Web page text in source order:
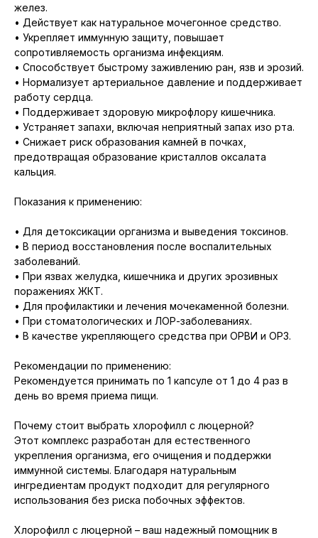
желез.
• Действует как натуральное мочегонное средство.
• Укрепляет иммунную защиту, повышает
сопротивляемость организма инфекциям.
• Способствует быстрому заживлению ран, язв и эрозий.
• Нормализует артериальное давление и поддерживает
работу сердца.
• Поддерживает здоровую микрофлору кишечника.
• Устраняет запахи, включая неприятный запах изо рта.
• Снижает риск образования камней в почках,
предотвращая образование кристаллов оксалата
кальция.
Показания к применению:
• Для детоксикации организма и выведения токсинов.
• В период восстановления после воспалительных
заболеваний.
• При язвах желудка, кишечника и других эрозивных
поражениях ЖКТ.
• Для профилактики и лечения мочекаменной болезни.
• При стоматологических и ЛОР-заболеваниях.
• В качестве укрепляющего средства при ОРВИ и ОРЗ.
Рекомендации по применению:
Рекомендуется принимать по 1 капсуле от 1 до 4 раз в
день во время приема пищи.
Почему стоит выбрать хлорофилл с люцерной?
Этот комплекс разработан для естественного
укрепления организма, его очищения и поддержки
иммунной системы. Благодаря натуральным
ингредиентам продукт подходит для регулярного
использования без риска побочных эффектов.
Хлорофилл с люцерной – ваш надежный помощник в